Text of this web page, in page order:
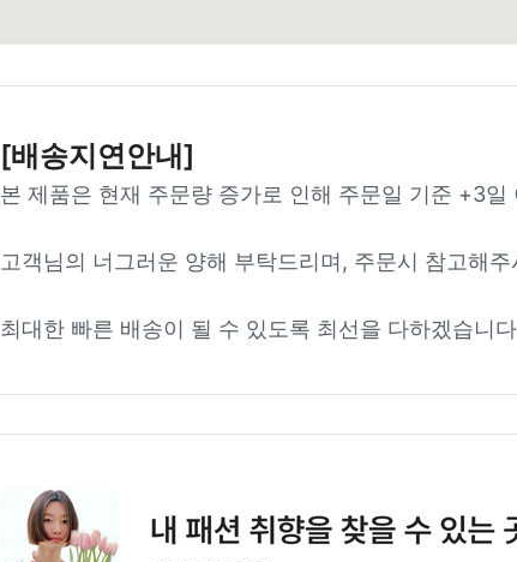
[배송지연안내]
본 제품은 현재 주문량 증가로 인해 주문일 기준 +3
고객님의 너그러운 양해 부탁드리며, 주문시 참고해
최대한 빠른 배송이 될 수 있도록 최선을 다하겠습니